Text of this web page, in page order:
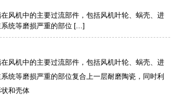
风机中的主要过流部件，包括风机叶轮、蜗壳、进
统等磨损严重的部位 […]
风机中的主要过流部件，包括风机叶轮、蜗壳、进
统等磨损严重的部位复合上一层耐磨陶瓷，同时利
和壳体